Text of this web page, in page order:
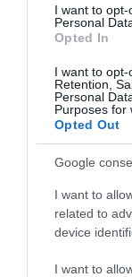
I want to
Personal
Opted In
I want to opt-
Retention,
Personal
Purposes for
Opted Out
Google
I want to
related to
device
I want to
Mivel a fogyasztók
szakember úgy